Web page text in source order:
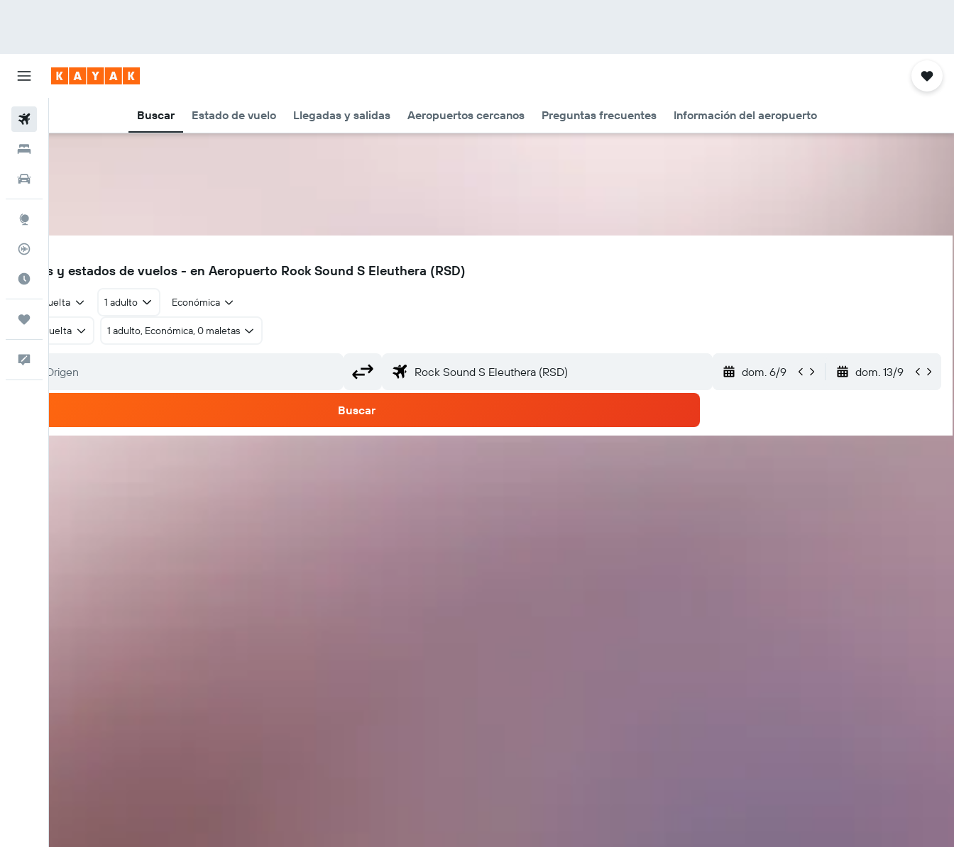
Buscar Estado de vuelo Llegadas y salidas Aeropuertos cercanos Preguntas frecuentes Información del aeropuerto
Cuándo ir
RSD
Vuelos y estados de vuelos - en Aeropuerto Rock Sound S Eleuthera (RSD)
Ida y vuelta 1 adulto Económica
Ida y vuelta 1 adulto, Económica, 0 maletas
dom. 6/9 dom. 13/9
Buscar